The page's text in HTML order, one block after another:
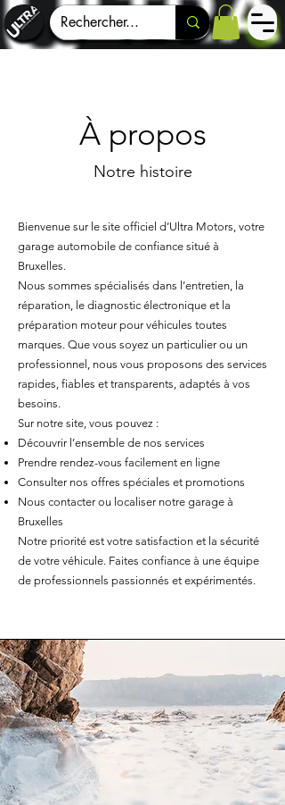
À propos
Notre histoire
Bienvenue sur le site officiel d’Ultra Motors, votre
garage automobile de confiance situé à
Bruxelles.
Nous sommes spécialisés dans l’entretien, la
réparation, le diagnostic électronique et la
préparation moteur pour véhicules toutes
marques. Que vous soyez un particulier ou un
professionnel, nous vous proposons des services
rapides, fiables et transparents, adaptés à vos
besoins.
Sur notre site, vous pouvez :
Découvrir l’ensemble de nos services
Prendre rendez-vous facilement en ligne
Consulter nos offres spéciales et promotions
Nous contacter ou localiser notre garage à
Bruxelles
Notre priorité est votre satisfaction et la sécurité
de votre véhicule. Faites confiance à une équipe
de professionnels passionnés et expérimentés.